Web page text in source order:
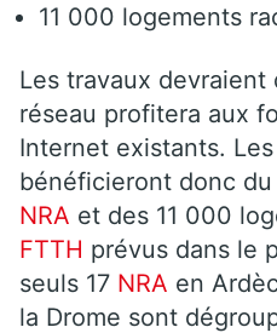
11 000 logements
Les travaux devraient
réseau profitera aux
Internet existants.
bénéficieront donc
NRA et des 11 000
FTTH prévus dans le
seuls 17 NRA en
la Drome sont